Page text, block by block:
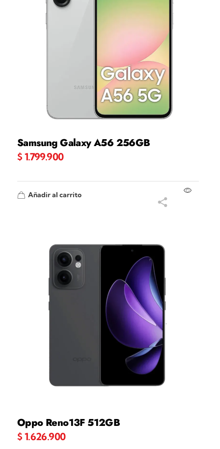
Samsung Galaxy A56 256GB
$ 1.799.900
Añadir al carrito
Oppo Reno13F 512GB
$ 1.626.900